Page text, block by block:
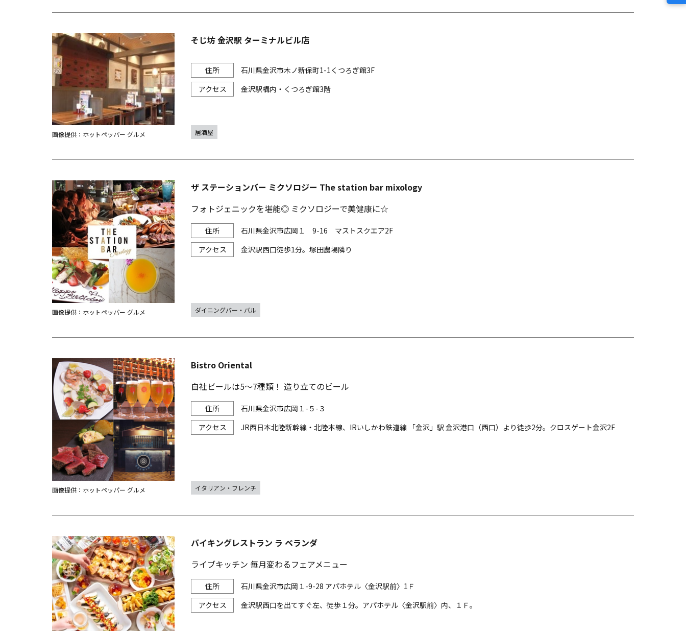
そじ坊 金沢駅 ターミナルビル店
石川県金沢市木ノ新保町1-1くつろぎ館3F
金沢駅構内・くつろぎ館3階
画像提供：ホットペッパー グルメ 居酒屋
ザ ステーションバー ミクソロジー The station bar mixology
フォトジェニックを堪能◎ ミクソロジーで美健康に☆
石川県金沢市広岡１ 9-16 マストスクエア2F
金沢駅西口徒歩1分。塚田農場隣り
画像提供：ホットペッパー グルメ ダイニングバー・バル
Bistro Oriental
自社ビールは5～7種類！ 造り立てのビール
石川県金沢市広岡１-５-３
JR西日本北陸新幹線・北陸本線、IRいしかわ鉄道線 「金沢」駅 金沢港口（西口）より徒歩2分。クロスゲート金沢2F
画像提供：ホットペッパー グルメ イタリアン・フレンチ
バイキングレストラン ラ ベランダ
ライブキッチン 毎月変わるフェアメニュー
石川県金沢市広岡１-9-28 アパホテル〈金沢駅前〉1Ｆ
金沢駅西口を出てすぐ左、徒歩１分。アパホテル〈金沢駅前〉内、１Ｆ。